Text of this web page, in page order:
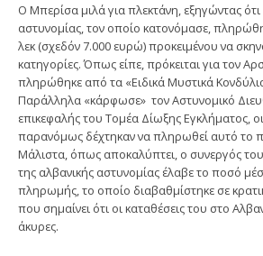
Ο Μπερίσα μιλά για πλεκτάνη, εξηγώντας
αστυνομίας, τον οποίο κατονόμασε,
λεκ (σχεδόν 7.000 ευρώ) προκειμένου να
κατηγορίες. Όπως είπε, πρόκειται για τον
πληρώθηκε από τα «Ειδικά Μυστικά
Παράλληλα «κάρφωσε» τον Αστυνομικό
επικεφαλής του Τομέα Δίωξης Εγκλήματος,
παρανόμως δέχτηκαν να πληρωθεί αυτό το
Μάλιστα, όπως αποκαλύπτει, ο συνεργός
της αλβανικής αστυνομίας έλαβε το ποσό
πληρωμής, το οποίο διαβαθμίστηκε σε
που σημαίνει ότι οι καταθέσεις του στο
άκυρες.